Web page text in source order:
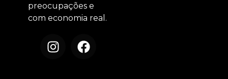
preocupações e
com economia real.